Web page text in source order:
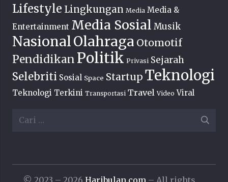
Lifestyle Lingkungan Media Media &
Entertainment Media Sosial Musik
NasionalOlahraga Otomotif
Pendidikan Politik Privasi Sejarah
Selebriti Sosial Space Startup Teknologi
Teknologi Terkini Transportasi Travel Video Viral
Cari
© 2023 – 2026 Haribulan.com – All rights